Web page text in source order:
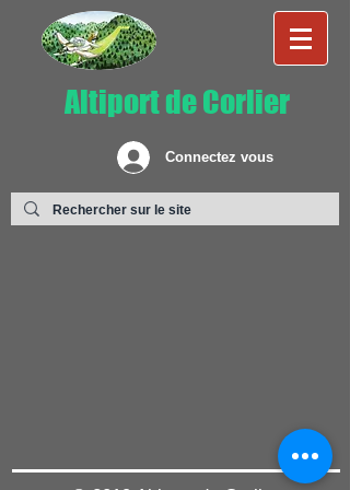
Altiport de Corlier
Connectez vous